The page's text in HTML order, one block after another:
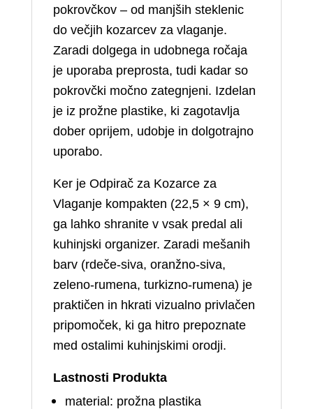
pokrovčkov – od manjših steklenic
do večjih kozarcev za vlaganje.
Zaradi dolgega in udobnega ročaja
je uporaba preprosta, tudi kadar so
pokrovčki močno zategnjeni. Izdelan
je iz prožne plastike, ki zagotavlja
dober oprijem, udobje in dolgotrajno
uporabo.
Ker je Odpirač za Kozarce za
Vlaganje kompakten (22,5 × 9 cm),
ga lahko shranite v vsak predal ali
kuhinjski organizer. Zaradi mešanih
barv (rdeče‑siva, oranžno‑siva,
zeleno‑rumena, turkizno‑rumena) je
praktičen in hkrati vizualno privlačen
pripomoček, ki ga hitro prepoznate
med ostalimi kuhinjskimi orodji.
Lastnosti Produkta
material: prožna plastika